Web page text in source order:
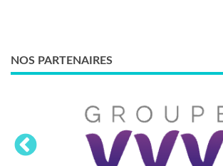
NOS PARTENAIRES